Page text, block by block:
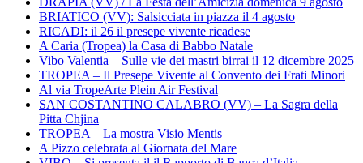
BRIATICO (VV): Salsicciata in piazza il 4 agosto
RICADI: il 26 il presepe vivente ricadese
A Caria (Tropea) la Casa di Babbo Natale
Vibo Valentia – Sulle vie dei mastri birrai il 12 dicembre 2025
TROPEA – Il Presepe Vivente al Convento dei Frati Minori
Al via TropeArte Plein Air Festival
SAN COSTANTINO CALABRO (VV) – La Sagra della
Pitta Chjina
TROPEA – La mostra Visio Mentis
A Pizzo celebrata al Giornata del Mare